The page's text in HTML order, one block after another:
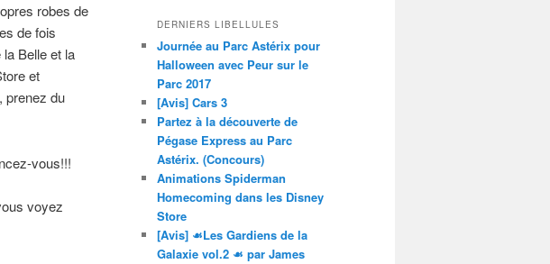
robes de
de fois
Belle et la
et
prenez du
vous!!!
voyez
DERNIERS LIBELLULES
Journée au Parc Astérix pour
Halloween avec Peur sur le
Parc 2017
[Avis] Cars 3
Partez à la découverte de
Pégase Express au Parc
Astérix. (Concours)
Animations Spiderman
Homecoming dans les Disney
Store
[Avis] ☙Les Gardiens de la
Galaxie vol.2 ☙ par James